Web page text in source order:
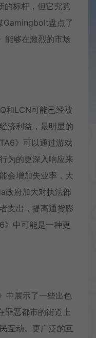
的标杆，但它究竟
Gamingbolt盘点了
能够在激烈的市场
和LCN可能已经被
济利益，最明显的
》可以通过游戏
为的更深入响应来
会增加失业率，大
政府加大对执法部
支出，提高通货膨
》中可能是一种更
中展示了一些出色
罪恶都市的街道上
互动。更广泛的互